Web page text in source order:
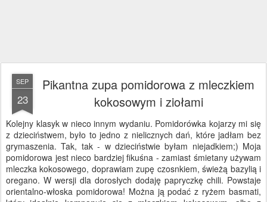
SEP
23
Pikantna zupa pomidorowa z mleczkiem
kokosowym i ziołami
Kolejny klasyk w nieco innym wydaniu. Pomidorówka kojarzy mi się
z dzieciństwem, było to jedno z nielicznych dań, które jadłam bez
grymaszenia. Tak, tak - w dzieciństwie byłam niejadkiem;) Moja
pomidorowa jest nieco bardziej fikuśna - zamiast śmietany używam
mleczka kokosowego, doprawiam zupę czosnkiem, świeżą bazylią i
oregano. W wersji dla dorosłych dodaję papryczkę chili. Powstaje
orientalno-włoska pomidorowa! Można ją podać z ryżem basmati,